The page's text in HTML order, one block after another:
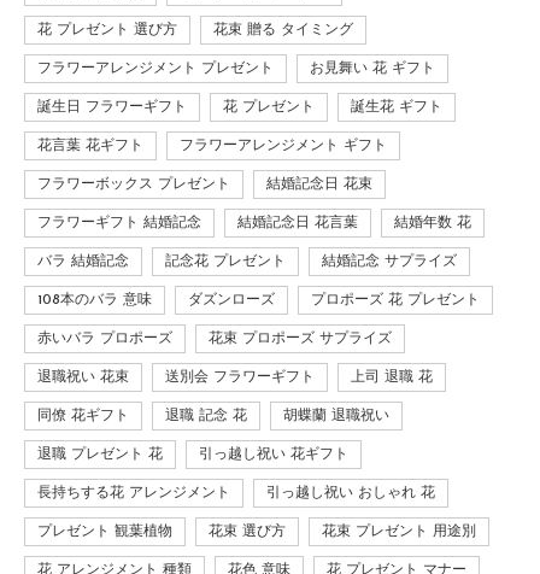
花 プレゼント 選び方 花束 贈る タイミング
フラワーアレンジメント プレゼント お見舞い 花 ギフト
誕生日 フラワーギフト 花 プレゼント 誕生花 ギフト
花言葉 花ギフト フラワーアレンジメント ギフト
フラワーボックス プレゼント 結婚記念日 花束
フラワーギフト 結婚記念 結婚記念日 花言葉 結婚年数 花
バラ 結婚記念 記念花 プレゼント 結婚記念 サプライズ
108本のバラ 意味 ダズンローズ プロポーズ 花 プレゼント
赤いバラ プロポーズ 花束 プロポーズ サプライズ
退職祝い 花束 送別会 フラワーギフト 上司 退職 花
同僚 花ギフト 退職 記念 花 胡蝶蘭 退職祝い
退職 プレゼント 花 引っ越し祝い 花ギフト
長持ちする花 アレンジメント 引っ越し祝い おしゃれ 花
プレゼント 観葉植物 花束 選び方 花束 プレゼント 用途別
花 アレンジメント 種類 花色 意味 花 プレゼント マナー